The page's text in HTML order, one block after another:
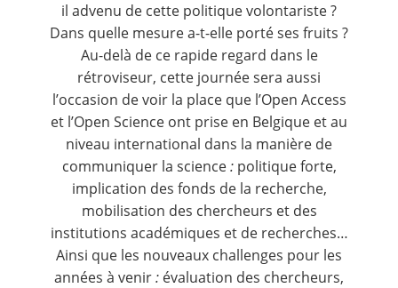
il advenu de cette politique volontariste ?
Dans quelle mesure a-t-elle porté ses fruits ?
Au-delà de ce rapide regard dans le
rétroviseur, cette journée sera aussi
l’occasion de voir la place que l’Open Access
et l’Open Science ont prise en Belgique et au
niveau international dans la manière de
communiquer la science:politique forte,
implication des fonds de la recherche,
mobilisation des chercheurs et des
institutions académiques et de recherches…
Ainsi que les nouveaux challenges pour les
années à venir: évaluation des chercheurs,